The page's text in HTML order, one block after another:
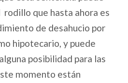
rodillo que hasta ahora es
de desahucio por
hipotecario, y puede
posibilidad para las
momento están